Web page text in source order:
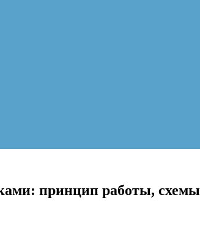
принцип работы, схемы